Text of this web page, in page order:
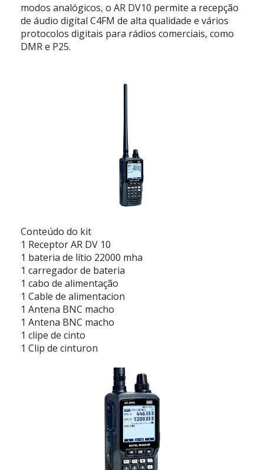
modos analógicos, o AR DV10 permite a recepção
de áudio digital C4FM de alta qualidade e vários
protocolos digitais para rádios comerciais, como
DMR e P25.
Conteúdo do kit
1 Receptor AR DV 10
1 bateria de lítio 22000 mha
1 carregador de bateria
1 cabo de alimentação
1 Cable de alimentacion
1 Antena BNC macho
1 Antena BNC macho
1 clipe de cinto
1 Clip de cinturon